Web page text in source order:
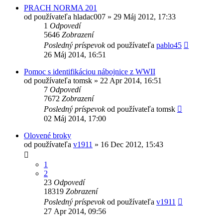
PRACH NORMA 201
od používateľa hladac007 » 29 Máj 2012, 17:33
1 Odpovedí
5646 Zobrazení
Posledný príspevokod používateľa pablo45
26 Máj 2014, 16:51
Pomoc s identifikáciou nábojnice z WWII
od používateľa tomsk » 22 Apr 2014, 16:51
7 Odpovedí
7672 Zobrazení
Posledný príspevokod používateľa tomsk
02 Máj 2014, 17:00
Olovené broky
od používateľa v1911 » 16 Dec 2012, 15:43
1
2
23 Odpovedí
18319 Zobrazení
Posledný príspevokod používateľa v1911
27 Apr 2014, 09:56